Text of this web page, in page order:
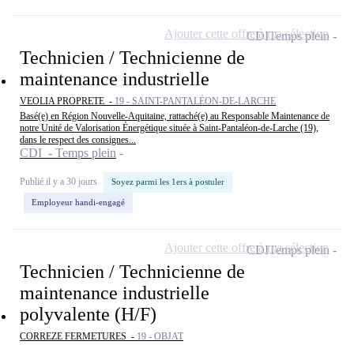
Technicien / Technicienne de
maintenance industrielle
VEOLIA PROPRETE - 19 - SAINT-PANTALÉON-DE-LARCHE
Basé(e) en Région Nouvelle-Aquitaine, rattaché(e) au Responsable Maintenance de
notre Unité de Valorisation Énergétique située à Saint-Pantaléon-de-Larche (19),
dans le respect des consignes...
CDI - Temps plein
Publié il y a 30 jours Soyez parmi les 1ers à postuler
Employeur handi-engagé
CDITemps plein
Ajouter cette offre à ma sélection
Technicien / Technicienne de
maintenance industrielle
polyvalente (H/F)
CORREZE FERMETURES - 19 - OBJAT
CDITemps plein
Ajouter cette offre à ma sélection